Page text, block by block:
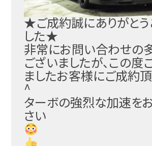
★ご成約誠にありがと
した★
非常にお問い合わせの
ございましたが、この度
ましたお客様にご成約
^
ターボの強烈な加速を
さい